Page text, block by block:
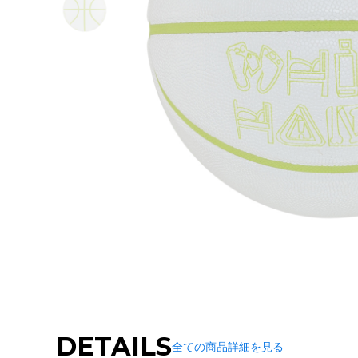
DETAILS全ての商品詳細を見る